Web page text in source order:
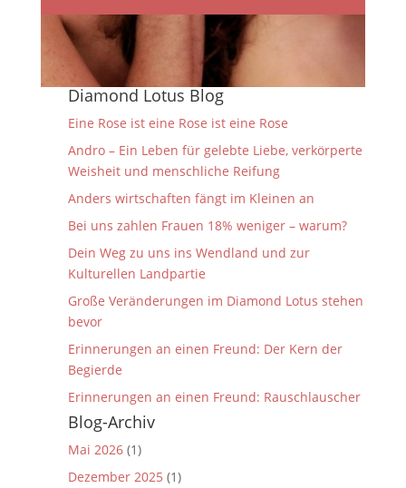
Diamond Lotus Blog
Eine Rose ist eine Rose ist eine Rose
Andro – Ein Leben für gelebte Liebe, verkörperte
Weisheit und menschliche Reifung
Anders wirtschaften fängt im Kleinen an
Bei uns zahlen Frauen 18% weniger – warum?
Dein Weg zu uns ins Wendland und zur
Kulturellen Landpartie
Große Veränderungen im Diamond Lotus stehen
bevor
Erinnerungen an einen Freund: Der Kern der
Begierde
Erinnerungen an einen Freund: Rauschlauscher
Blog-Archiv
Mai 2026(1)
Dezember 2025 (1)